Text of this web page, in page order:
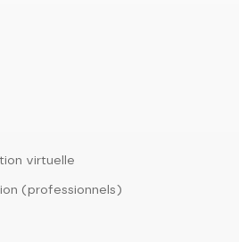
virtuelle
(professionnels)